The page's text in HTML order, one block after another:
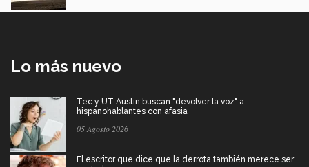
Lo más nuevo
Tec y UT Austin buscan "devolver la voz" a
hispanohablantes con afasia
05 Agosto 2026
El escritor que dice que la derrota también merece ser